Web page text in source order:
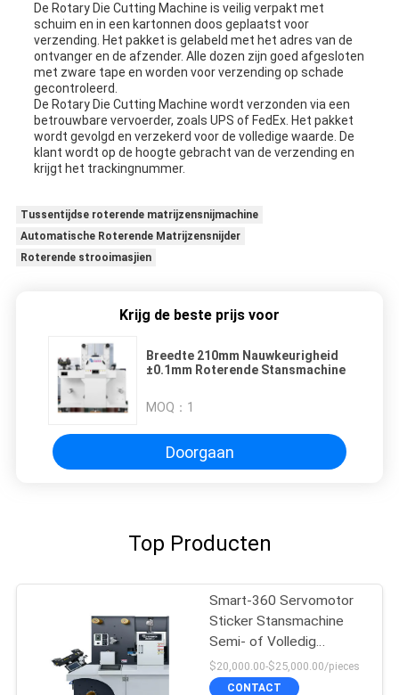
De Rotary Die Cutting Machine is veilig verpakt met
schuim en in een kartonnen doos geplaatst voor
verzending. Het pakket is gelabeld met het adres van de
ontvanger en de afzender. Alle dozen zijn goed afgesloten
met zware tape en worden voor verzending op schade
gecontroleerd.
De Rotary Die Cutting Machine wordt verzonden via een
betrouwbare vervoerder, zoals UPS of FedEx. Het pakket
wordt gevolgd en verzekerd voor de volledige waarde. De
klant wordt op de hoogte gebracht van de verzending en
krijgt het trackingnummer.
Tussentijdse roterende matrijzensnijmachine
Automatische Roterende Matrijzensnijder
Roterende strooimasjien
Krijg de beste prijs voor
Breedte 210mm Nauwkeurigheid
±0.1mm Roterende Stansmachine
MOQ： 1
Doorgaan
Top Producten
Smart-360 Servomotor
Sticker Stansmachine
Semi- of Volledig
Rotatief Snijden
$20,000.00-$25,000.00/pieces
CONTACT